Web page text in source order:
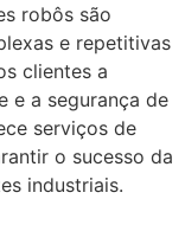
robôs são
e repetitivas
clientes a
e a segurança de
serviços de
o sucesso da
industriais.